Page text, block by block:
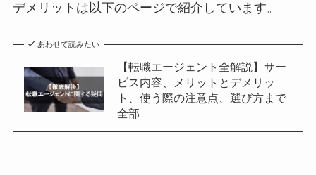
デメリットは以下のページで紹介しています。
あわせて読みたい
【転職エージェント全解説】サー
ビス内容、メリットとデメリッ
ト、使う際の注意点、選び方まで
全部